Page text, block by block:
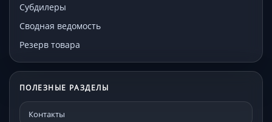
Субдилеры
Сводная ведомость
Резерв товара
ПОЛЕЗНЫЕ РАЗДЕЛЫ
Контакты